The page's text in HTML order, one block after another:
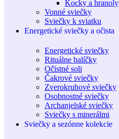
Kocky a hranoly
Vonné sviečky
Sviečky k sviatku
Energetické sviečky a očista
Energetické sviečky
Rituálne balíčky
Očistné soli
Čakrové sviečky
Zverokruhové sviečky
Osobnostné sviečky
Archanjelské sviečky
Sviečky s minerálmi
Sviečky a sezónne kolekcie